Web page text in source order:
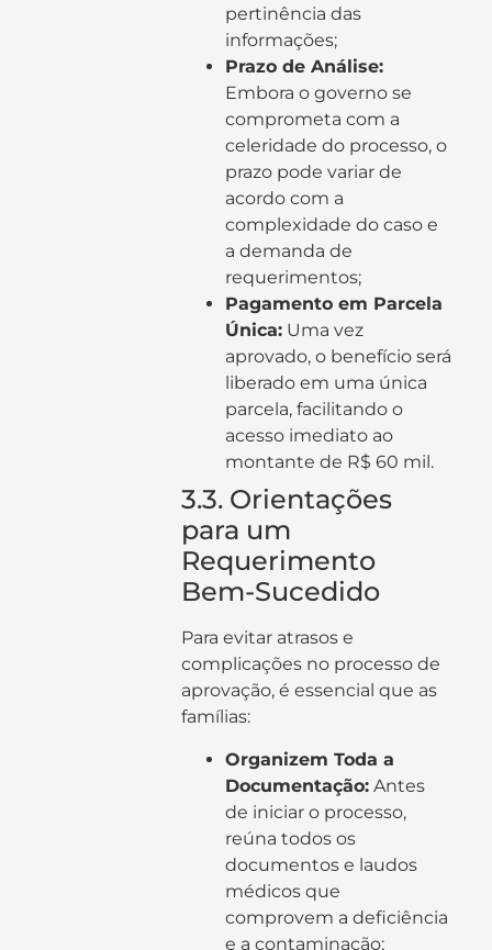
pertinência das
informações;
Prazo de Análise:
Embora o governo se
comprometa com a
celeridade do processo, o
prazo pode variar de
acordo com a
complexidade do caso e
a demanda de
requerimentos;
Pagamento em Parcela
Única: Uma vez
aprovado, o benefício será
liberado em uma única
parcela, facilitando o
acesso imediato ao
montante de R$ 60 mil.
3.3. Orientações
para um
Requerimento
Bem-Sucedido
Para evitar atrasos e
complicações no processo de
aprovação, é essencial que as
famílias:
Organizem Toda a
Documentação: Antes
de iniciar o processo,
reúna todos os
documentos e laudos
médicos que
comprovem a deficiência
e a contaminação;